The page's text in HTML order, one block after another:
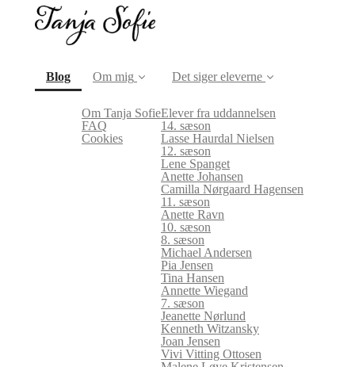
Blog(current)
Om mig
Om Tanja Sofie
FAQ
Cookies
Det siger eleverne
Elever fra uddannelsen
14. sæson
Lasse Haurdal Nielsen
12. sæson
Lene Spanget
Anette Johansen
Camilla Nørgaard Hagensen
11. sæson
Anette Ravn
10. sæson
8. sæson
Michael Andersen
Pia Jensen
Tina Hansen
Annette Wiegand
7. sæson
Jeanette Nørlund
Kenneth Witzansky
Joan Jensen
Vivi Vitting Ottosen